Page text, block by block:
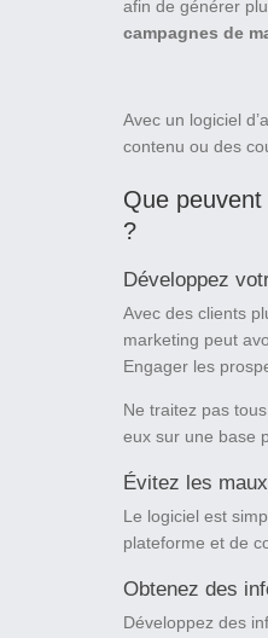
afin de générer
campagnes de
Avec un logiciel
contenu ou des
Que
?
Développez
Avec des clients
marketing peut
Engager les
Ne traitez pas
eux sur une base
Évitez les
Le logiciel est
plateforme et de
Obtenez des
Développez des